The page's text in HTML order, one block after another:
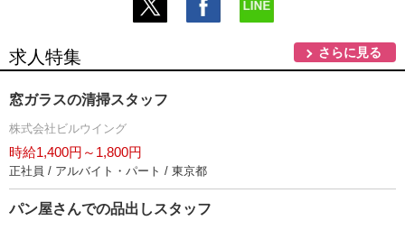
求人特集 さらに見る
窓ガラスの清掃スタッフ
株式会社ビルウイング
時給1,400円～1,800円
正社員 / アルバイト・パート / 東京都
パン屋さんでの品出しスタッフ